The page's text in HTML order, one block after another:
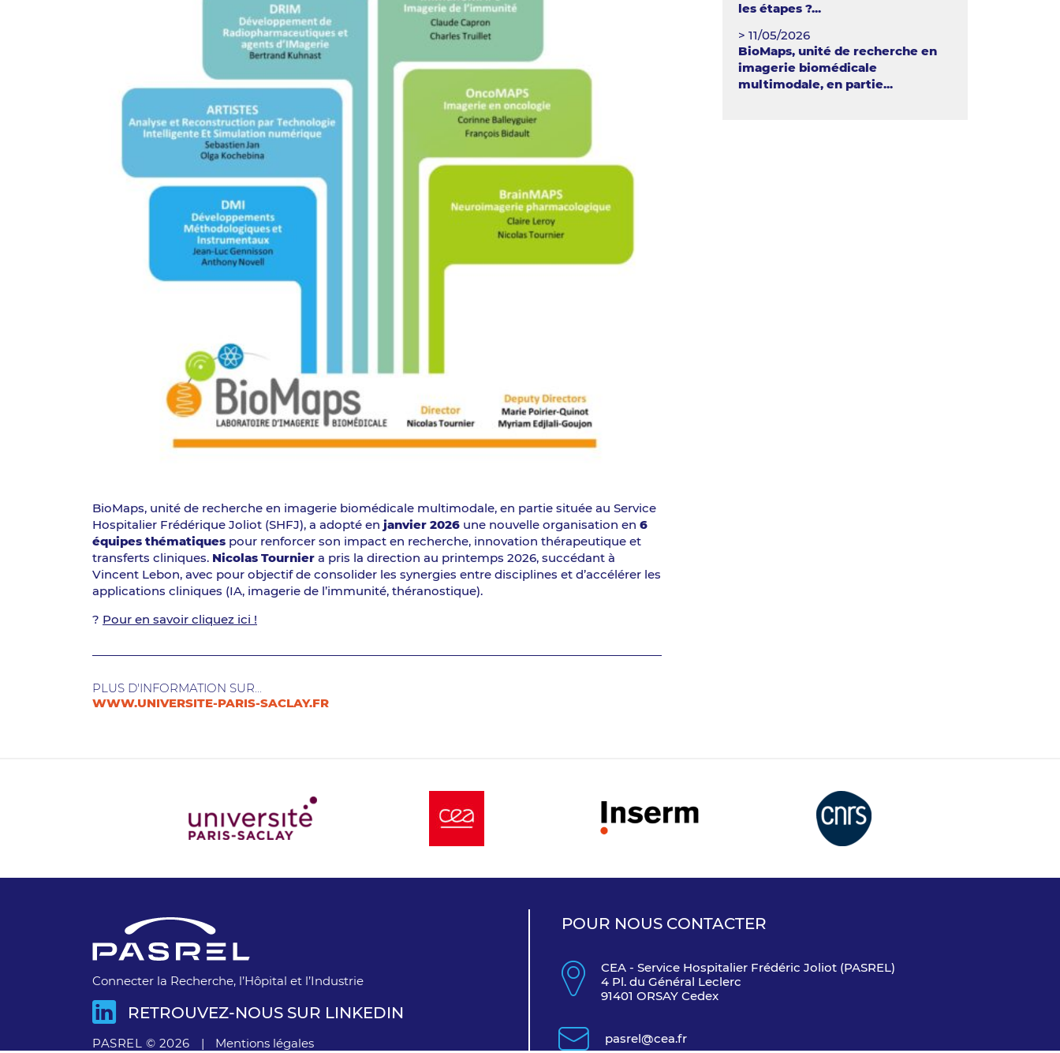
BioMaps, unité de recherche en imagerie biomédicale multimodale, en partie située au Service
Hospitalier Frédérique Joliot (SHFJ), a adopté en janvier 2026 une nouvelle organisation en 6
équipes thématiques pour renforcer son impact en recherche, innovation thérapeutique et
transferts cliniques. Nicolas Tournier a pris la direction au printemps 2026, succédant à
Vincent Lebon, avec pour objectif de consolider les synergies entre disciplines et d’accélérer les
applications cliniques (IA, imagerie de l’immunité, théranostique).
? Pour en savoir cliquez ici !
PLUS D'INFORMATION SUR...
WWW.UNIVERSITE-PARIS-SACLAY.FR
les étapes ?...
> 11/05/2026
BioMaps, unité de recherche en
imagerie biomédicale
multimodale, en partie...
Connecter la Recherche, l’Hôpital et l’Industrie
RETROUVEZ-NOUS SUR LINKEDIN
PASREL © 2026 | Mentions légales
POUR NOUS CONTACTER
CEA - Service Hospitalier Frédéric Joliot (PASREL)
4 Pl. du Général Leclerc
91401 ORSAY Cedex
pasrel@cea.fr